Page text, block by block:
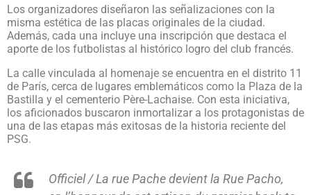
Los organizadores diseñaron las señalizaciones con la
misma estética de las placas originales de la ciudad.
Además, cada una incluye una inscripción que destaca el
aporte de los futbolistas al histórico logro del club francés.
La calle vinculada al homenaje se encuentra en el distrito 11
de París, cerca de lugares emblemáticos como la Plaza de la
Bastilla y el cementerio Père-Lachaise. Con esta iniciativa,
los aficionados buscaron inmortalizar a los protagonistas de
una de las etapas más exitosas de la historia reciente del
PSG.
Officiel / La rue Pache devient la Rue Pacho,